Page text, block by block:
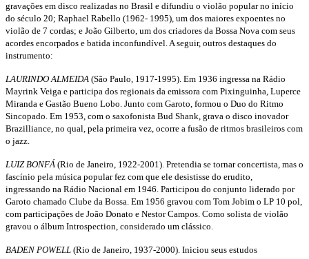
gravações em disco realizadas no Brasil e difundiu o violão popular no início
do século 20; Raphael Rabello (1962- 1995), um dos maiores expoentes no
violão de 7 cordas; e João Gilberto, um dos criadores da Bossa Nova com seus
acordes encorpados e batida inconfundível. A seguir, outros destaques do
instrumento:
LAURINDO ALMEIDA (São Paulo, 1917-1995). Em 1936 ingressa na Rádio
Mayrink Veiga e participa dos regionais da emissora com Pixinguinha, Luperce
Miranda e Gastão Bueno Lobo. Junto com Garoto, formou o Duo do Ritmo
Sincopado. Em 1953, com o saxofonista Bud Shank, grava o disco inovador
Brazilliance, no qual, pela primeira vez, ocorre a fusão de ritmos brasileiros com
o jazz.
LUIZ BONFÁ (Rio de Janeiro, 1922-2001). Pretendia se tornar concertista, mas o
fascínio pela música popular fez com que ele desistisse do erudito,
ingressando na Rádio Nacional em 1946. Participou do conjunto liderado por
Garoto chamado Clube da Bossa. Em 1956 gravou com Tom Jobim o LP 10 pol,
com participações de João Donato e Nestor Campos. Como solista de violão
gravou o álbum Introspection, considerado um clássico.
BADEN POWELL (Rio de Janeiro, 1937-2000). Iniciou seus estudos